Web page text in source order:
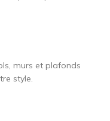
murs et plafonds
style.